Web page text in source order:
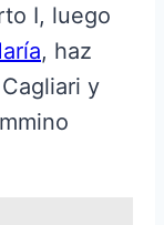
I, luego
, haz
y